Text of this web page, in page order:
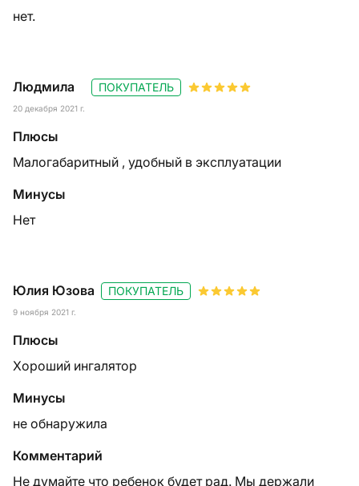
нет.
Людмила
20 декабря 2021 г.
ПОКУПАТЕЛЬ
Плюсы
Малогабаритный , удобный в эксплуатации
Минусы
Нет
Юлия Юзова
9 ноября 2021 г.
ПОКУПАТЕЛЬ
Плюсы
Хороший ингалятор
Минусы
не обнаружила
Комментарий
Не думайте что ребенок будет рад. Мы держали